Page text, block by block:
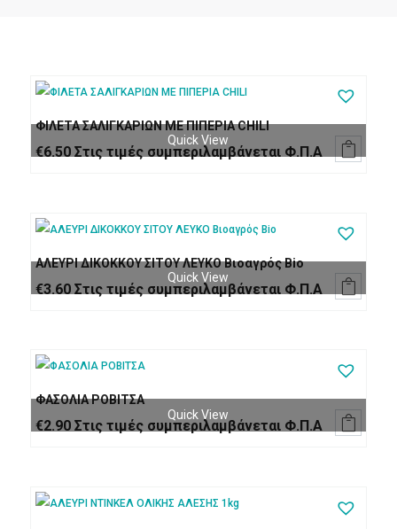
ΦΙΛΕΤΑ ΣΑΛΙΓΚΑΡΙΩΝ ΜΕ ΠΙΠΕΡΙΑ CHILI
€6.50 Στις τιμές συμπεριλαμβάνεται Φ.Π.Α
Quick View 
ΑΛΕΥΡΙ ΔΙΚΟΚΚΟΥ ΣΙΤΟΥ ΛΕΥΚΟ Βιοαγρός Bio
€3.60 Στις τιμές συμπεριλαμβάνεται Φ.Π.Α
Quick View 
ΦΑΣΟΛΙΑ ΡΟΒΙΤΣΑ
€2.90 Στις τιμές συμπεριλαμβάνεται Φ.Π.Α
Quick View 